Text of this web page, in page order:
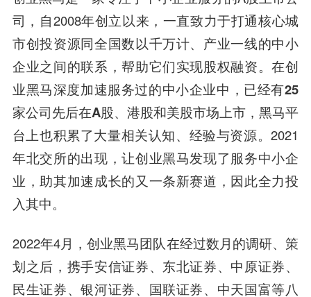
司，自2008年创立以来，一直致力于打通核心城
市创投资源同全国数以千万计、产业一线的中小
企业之间的联系，帮助它们实现股权融资。在创
业黑马深度加速服务过的中小企业中，已经有25
家公司先后在A股、港股和美股市场上市 ，黑马平
台上也积累了大量相关认知、经验与资源。2021
年北交所的出现，让创业黑马发现了服务中小企
业，助其加速成长的又一条新赛道，因此全力投
入其中。
2022年4月，创业黑马团队在经过数月的调研、策
划之后，携手安信证券、东北证券、中原证券、
民生证券、银河证券、国联证券、中天国富等八